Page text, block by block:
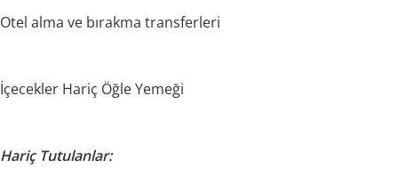
Otel alma ve bırakma transferleri
İçecekler Hariç Öğle Yemeği
Hariç Tutulanlar: